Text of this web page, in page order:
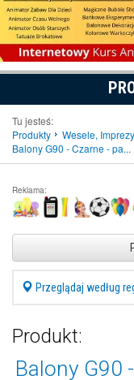
Tu jesteś:
Produkty
Wesele,
Balony G90 - Czarne - pa...
Reklama:
Przeglądaj według
Produkt:
Balony G90